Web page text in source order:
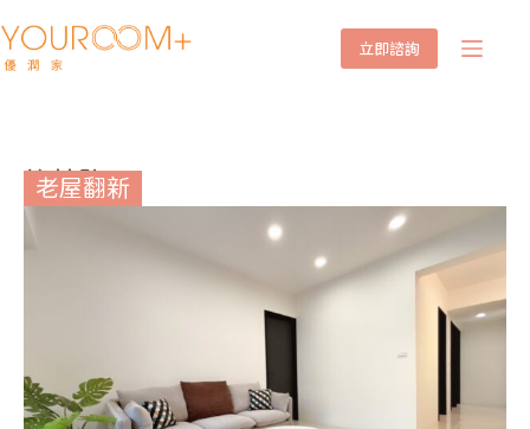
立即諮詢
竹林路
老屋翻新